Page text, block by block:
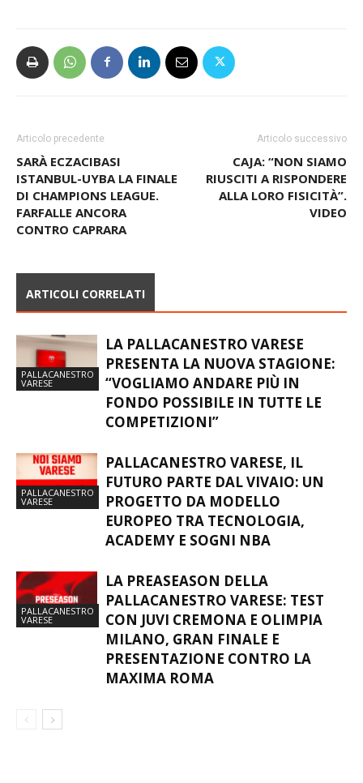
Articolo precedente
SARÀ ECZACIBASI
ISTANBUL-UYBA LA FINALE
DI CHAMPIONS LEAGUE.
FARFALLE ANCORA
CONTRO CAPRARA
Articolo successivo
CAJA: “NON SIAMO
RIUSCITI A RISPONDERE
ALLA LORO FISICITÀ”.
VIDEO
ARTICOLI CORRELATI
PALLACANESTRO
VARESE
LA PALLACANESTRO VARESE
PRESENTA LA NUOVA STAGIONE:
“VOGLIAMO ANDARE PIÙ IN
FONDO POSSIBILE IN TUTTE LE
COMPETIZIONI”
PALLACANESTRO
VARESE
PALLACANESTRO VARESE, IL
FUTURO PARTE DAL VIVAIO: UN
PROGETTO DA MODELLO
EUROPEO TRA TECNOLOGIA,
ACADEMY E SOGNI NBA
PALLACANESTRO
VARESE
LA PREASEASON DELLA
PALLACANESTRO VARESE: TEST
CON JUVI CREMONA E OLIMPIA
MILANO, GRAN FINALE E
PRESENTAZIONE CONTRO LA
MAXIMA ROMA